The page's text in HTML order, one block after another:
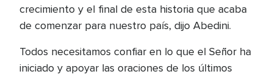
crecimiento y el final de esta historia que acaba
de comenzar para nuestro país, dijo Abedini.
Todos necesitamos confiar en lo que el Señor ha
iniciado y apoyar las oraciones de los últimos